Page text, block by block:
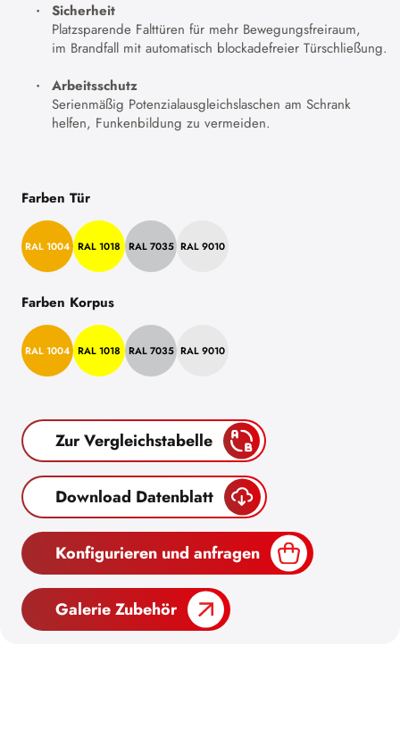
Sicherheit
Platzsparende Falttüren für mehr Bewegungsfreiraum,
im Brandfall mit automatisch blockadefreier Türschließung.
Arbeitsschutz
Serienmäßig Potenzialausgleichslaschen am Schrank
helfen, Funkenbildung zu vermeiden.
Farben Tür
RAL 1004 RAL 1018 RAL 7035 RAL 9010
Farben Korpus
RAL 1004 RAL 1018 RAL 7035 RAL 9010
Zur Vergleichstabelle
Download Datenblatt
Konfigurieren und anfragen
Galerie Zubehör